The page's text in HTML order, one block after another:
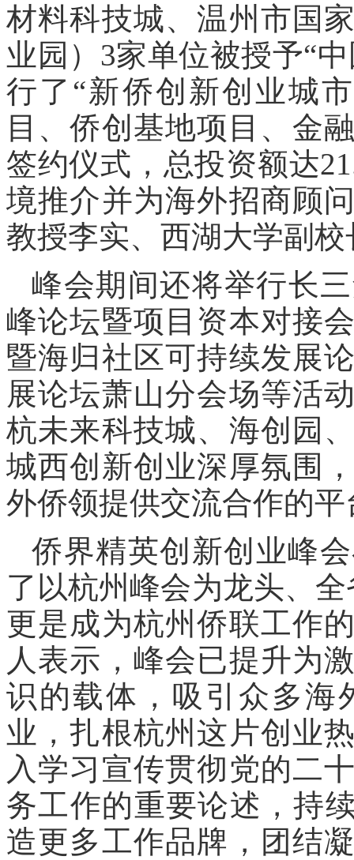
材料科技城、温州市国
业园）3家单位被授予“
行了“新侨创新创业城
目、侨创基地项目、金
签约仪式，总投资额达
境推介并为海外招商顾
教授李实、西湖大学副
峰会期间还将举行长
峰论坛暨项目资本对接
暨海归社区可持续发展
展论坛萧山分会场等活
杭未来科技城、海创园
城西创新创业深厚氛围
外侨领提供交流合作的平
侨界精英创新创业峰
了以杭州峰会为龙头、
更是成为杭州侨联工作
人表示，峰会已提升为
识的载体，吸引众多海
业，扎根杭州这片创业
入学习宣传贯彻党的二
务工作的重要论述，持
造更多工作品牌，团结